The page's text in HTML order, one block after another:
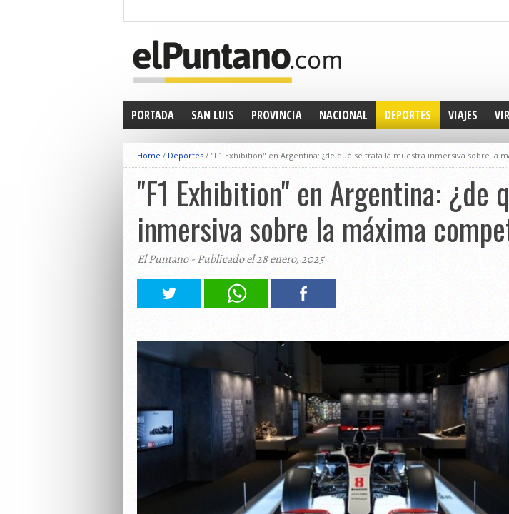
PORTADA SAN LUIS PROVINCIA NACIONAL DEPORTES VIAJES
Home / Deportes / "F1 Exhibition" en Argentina: ¿de qué se trata la muestra inmersiva sobre la
"F1 Exhibition" en Argentina: ¿de
inmersiva sobre la máxima
El Puntano - Publicado el 28 enero, 2025